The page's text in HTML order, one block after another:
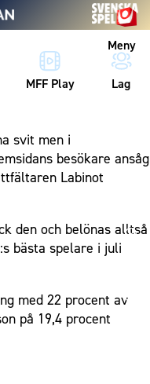
Meny
MFF Play Lag
svit men i
besökare ansåg
Labinot
den och belönas alltså
bästa spelare i juli
med 22 procent av
på 19,4 procent